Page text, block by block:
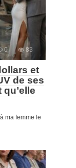
0 83
et
de ses
ma femme le